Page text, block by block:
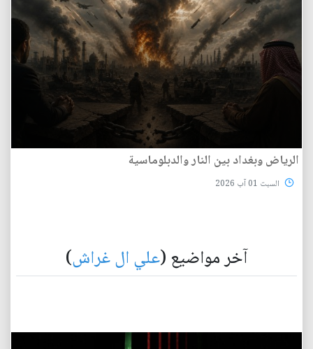
الرياض وبغداد بين النار والدبلوماسية
السبت 01 آب 2026
آخر مواضيع (علي ال غراش)